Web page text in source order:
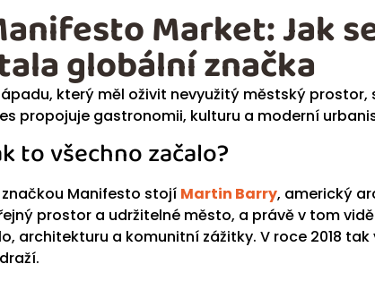
který měl oživit nevyužitý městský
propojuje gastronomii, kulturu a moderní
to všechno začalo?
značkou Manifesto stojí Martin Barry, americký
prostor a udržitelné město, a právě v tom
architekturu a komunitní zážitky. V roce 2018
Market: Jak
globální značka